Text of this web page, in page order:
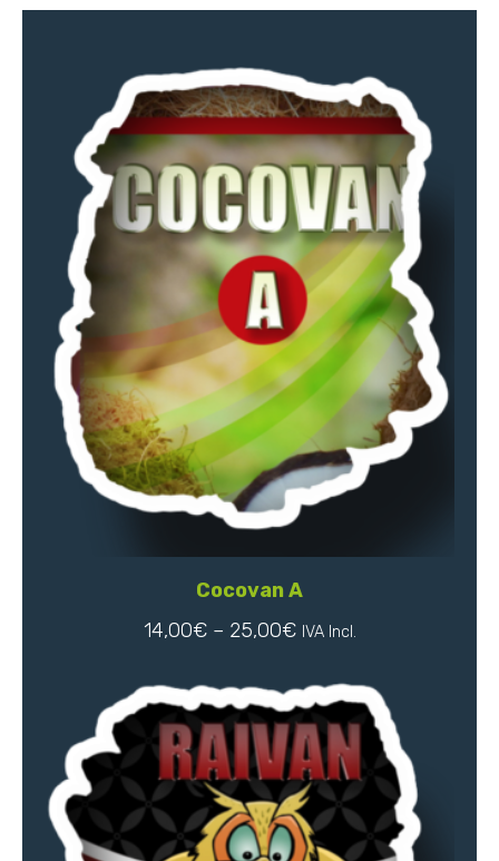
Cocovan A
14,00€– 25,00€ IVA Incl.